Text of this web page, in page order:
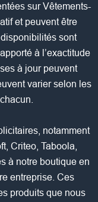
sur Vêtements-
et peuvent être
sont
à l’exactitude
à jour peuvent
varier selon les
notamment
Criteo, Taboola,
à notre boutique en
entreprise. Ces
produits que nous